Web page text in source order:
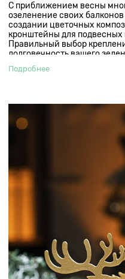
С приближением весны
озеленение своих
создании цветочных
кронштейны для
Правильный выбор
долговечность вашего
Подробнее